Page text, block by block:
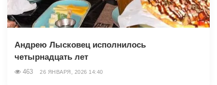
Андрею Лысковец исполнилось
четырнадцать лет
463 26 ЯНВАРЯ, 2026 14:40